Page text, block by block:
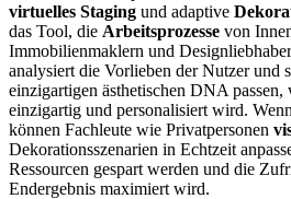
virtuelles Staging und adaptive
das Tool, die Arbeitsprozesse von
Immobilienmaklern und
analysiert die Vorlieben der Nutzer und
einzigartigen ästhetischen DNA
einzigartig und personalisiert wird.
können Fachleute wie Privatpersonen
Dekorationsszenarien in Echtzeit
Ressourcen gespart werden und die
Endergebnis maximiert wird.